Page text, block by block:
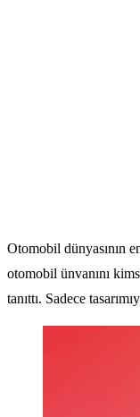
Otomobil dünyasının
otomobil ünvanını
tanıttı. Sadece